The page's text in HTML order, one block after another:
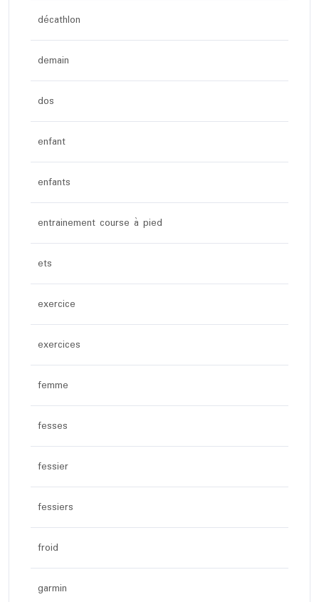
décathlon
demain
dos
enfant
enfants
entrainement course à pied
ets
exercice
exercices
femme
fesses
fessier
fessiers
froid
garmin